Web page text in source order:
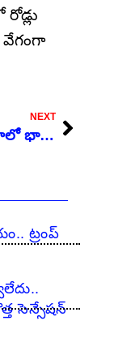
వేగంగా
NEXT
అల్లూరి జిల్లాలో భారీ ఎన్‌కౌంటర్ – మావోయిస్ కేంద్ర కమిటీ నేత హిడ్మా హతంNext
ట్రంప్
సెన్సేషన్